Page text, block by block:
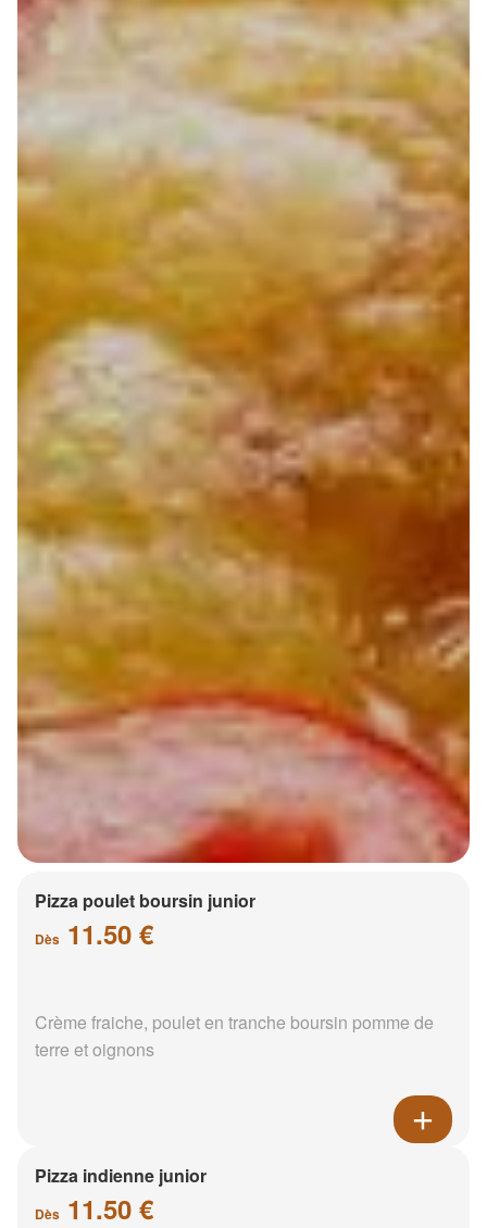
Pizza poulet boursin junior
Dès 11.50 €
Crème fraiche, poulet en tranche boursin pomme de
terre et oignons
Pizza indienne junior
Dès 11.50 €